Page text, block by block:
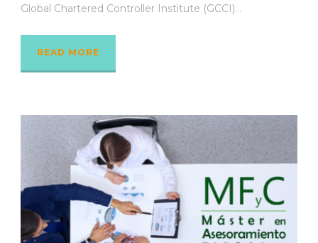
Global Chartered Controller Institute (GCCI)...
READ MORE